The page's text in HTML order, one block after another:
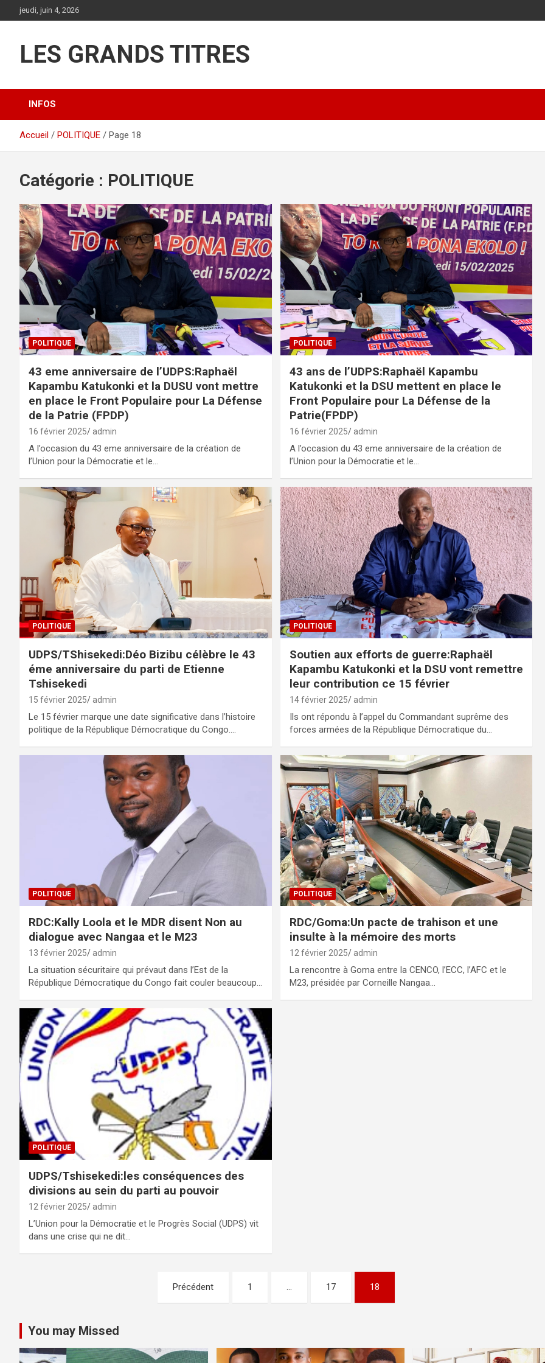
au
jeudi, juin 4, 2026
LES GRANDS TITRES
INFOS
Accueil POLITIQUE Page 18
Catégorie : POLITIQUE
POLITIQUE
43 eme anniversaire de l’UDPS:Raphaël
Kapambu Katukonki et la DUSU vont mettre
en place le Front Populaire pour La Défense
de la Patrie (FPDP)
16 février 2025 admin
A l’occasion du 43 eme anniversaire de la création de
l’Union pour la Démocratie et le…
POLITIQUE
43 ans de l’UDPS:Raphaël Kapambu
Katukonki et la DSU mettent en place le
Front Populaire pour La Défense de la
Patrie(FPDP)
16 février 2025 admin
A l’occasion du 43 eme anniversaire de la création de
l’Union pour la Démocratie et le…
POLITIQUE
UDPS/TShisekedi:Déo Bizibu célèbre le 43
éme anniversaire du parti de Etienne
Tshisekedi
15 février 2025 admin
Le 15 février marque une date significative dans l’histoire
politique de la République Démocratique du Congo.…
POLITIQUE
Soutien aux efforts de guerre:Raphaël
Kapambu Katukonki et la DSU vont remettre
leur contribution ce 15 février
14 février 2025 admin
Ils ont répondu à l’appel du Commandant suprême des
forces armées de la République Démocratique du…
POLITIQUE
RDC:Kally Loola et le MDR disent Non au
dialogue avec Nangaa et le M23
13 février 2025 admin
La situation sécuritaire qui prévaut dans l’Est de la
République Démocratique du Congo fait couler beaucoup…
POLITIQUE
RDC/Goma:Un pacte de trahison et une
insulte à la mémoire des morts
12 février 2025 admin
La rencontre à Goma entre la CENCO, l’ECC, l’AFC et le
M23, présidée par Corneille Nangaa…
POLITIQUE
UDPS/Tshisekedi:les conséquences des
divisions au sein du parti au pouvoir
12 février 2025 admin
L’Union pour la Démocratie et le Progrès Social (UDPS) vit
dans une crise qui ne dit…
publications
Précédent 1 … 17 18
You may Missed